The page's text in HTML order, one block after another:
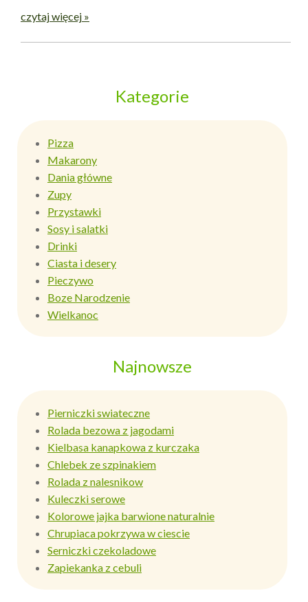
czytaj więcej »
Kategorie
Pizza
Makarony
Dania główne
Zupy
Przystawki
Sosy i salatki
Drinki
Ciasta i desery
Pieczywo
Boze Narodzenie
Wielkanoc
Najnowsze
Pierniczki swiateczne
Rolada bezowa z jagodami
Kielbasa kanapkowa z kurczaka
Chlebek ze szpinakiem
Rolada z nalesnikow
Kuleczki serowe
Kolorowe jajka barwione naturalnie
Chrupiaca pokrzywa w ciescie
Serniczki czekoladowe
Zapiekanka z cebuli